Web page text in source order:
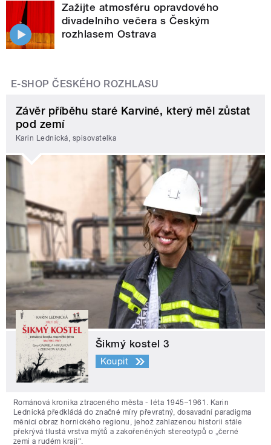
Zažijte atmosféru opravdového
divadelního večera s Českým
rozhlasem Ostrava
E-SHOP ČESKÉHO ROZHLASU
Závěr příběhu staré Karviné, který měl zůstat
pod zemí
Karin Lednická, spisovatelka
Šikmý kostel 3
Koupit
Románová kronika ztraceného města - léta 1945–1961. Karin
Lednická předkládá do značné míry převratný, dosavadní paradigma
měnící obraz hornického regionu, jehož zahlazenou historii stále
překrývá tlustá vrstva mýtů a zakořeněných stereotypů o „černé
zemi a rudém kraji“.